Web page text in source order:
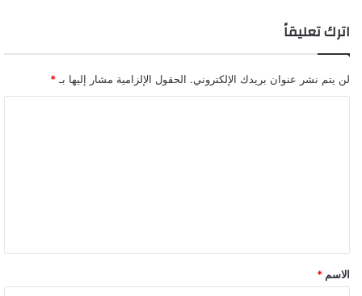
اترك تعليقاً
لن يتم نشر عنوان بريدك الإلكتروني. الحقول الإلزامية مشار إليها بـ *
الاسم *